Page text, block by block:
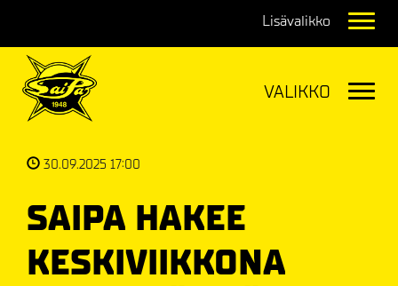
30.09.2025 17:00
SAIPA HAKEE
KESKIVIIKKONA